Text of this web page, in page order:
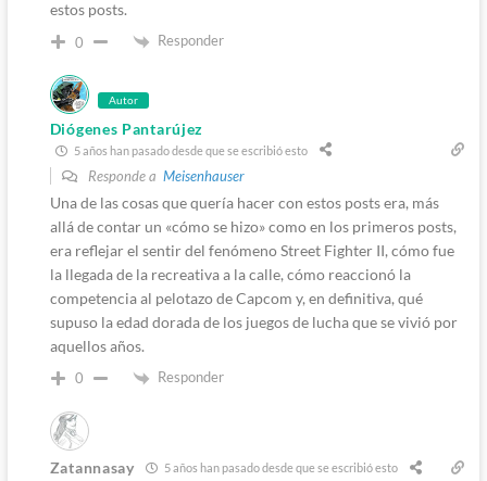
estos posts.
0 Responder
Autor
Diógenes Pantarújez
5 años han pasado desde que se escribió esto
Responde a Meisenhauser
Una de las cosas que quería hacer con estos posts era, más
allá de contar un «cómo se hizo» como en los primeros posts,
era reflejar el sentir del fenómeno Street Fighter II, cómo fue
la llegada de la recreativa a la calle, cómo reaccionó la
competencia al pelotazo de Capcom y, en definitiva, qué
supuso la edad dorada de los juegos de lucha que se vivió por
aquellos años.
0 Responder
Zatannasay 5 años han pasado desde que se escribió esto